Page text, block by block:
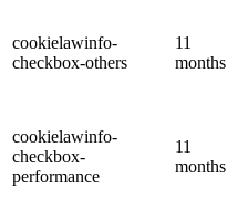
cookielawinfo-
checkbox-others
11
months
cookielawinfo-
checkbox-
performance
11
months